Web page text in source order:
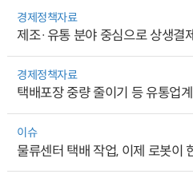
경제정책자료
제조·유통 분야 중심으로 상생결
경제정책자료
택배포장 중량 줄이기 등 유통업
이슈
물류센터 택배 작업, 이제 로봇이